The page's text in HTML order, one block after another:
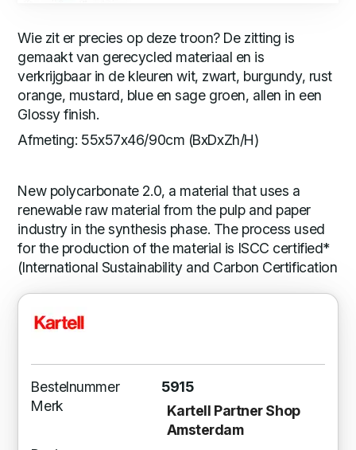
Wie zit er precies op deze troon? De zitting is
gemaakt van gerecycled materiaal en is
verkrijgbaar in de kleuren wit, zwart, burgundy, rust
orange, mustard, blue en sage groen, allen in een
Glossy finish.
Afmeting: 55x57x46/90cm (BxDxZh/H)
New polycarbonate 2.0, a material that uses a
renewable raw material from the pulp and paper
industry in the synthesis phase. The process used
for the production of the material is ISCC certified*
(International Sustainability and Carbon Certification
Bestelnummer
5915
Merk
Kartell Partner Shop
Amsterdam